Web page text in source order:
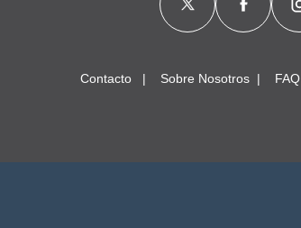
Contacto Sobre Nosotros FAQ